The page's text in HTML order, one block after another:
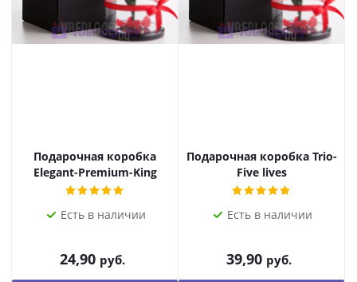
Подарочная коробка
Elegant-Premium-King
Есть в наличии
24,90 руб.
Подарочная коробка Trio-
Five lives
Есть в наличии
39,90 руб.